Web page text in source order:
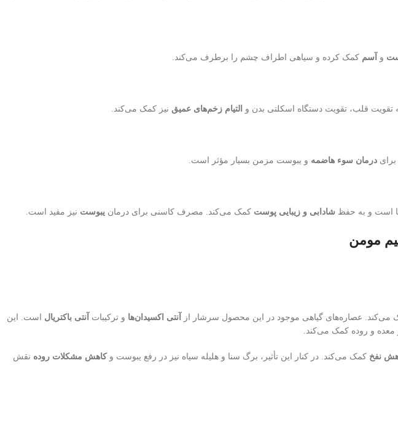
و آسم کمک کرده و سیاهی اطراف چشم را برطرف می‌کند.
تقویت قلب، تقویت دستگاه اسکلتی بدن و التیام زخم‌های عمیق نیز کمک می‌کند.
درمان سوء هاضمه و یبوست مزمن بسیار مؤثر است.
است و به حفظ شادابی و زیبایی پوست کمک می‌کند. مصرف کاسنی برای درمان یبوست نیز مفید است.
عصاره‌های گیاهی موجود در این محصول سرشار از آنتی اکسیدان‌ها و ترکیبات آنتی باکتریال است. این
معده و روده کمک می‌کند.
نفخ کمک می‌کند. در کنار این تأثیر، برگ سنا و هلیله سیاه نیز در رفع یبوست و کاهش مشکلات روده نقش